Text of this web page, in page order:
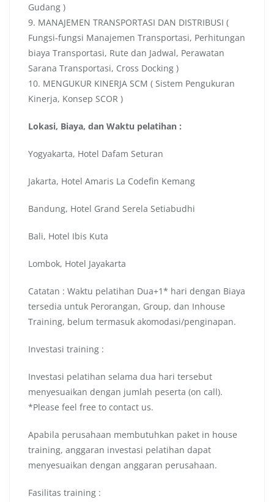
Gudang )
9. MANAJEMEN TRANSPORTASI DAN DISTRIBUSI (
Fungsi-fungsi Manajemen Transportasi, Perhitungan
biaya Transportasi, Rute dan Jadwal, Perawatan
Sarana Transportasi, Cross Docking )
10. MENGUKUR KINERJA SCM ( Sistem Pengukuran
Kinerja, Konsep SCOR )
Lokasi, Biaya, dan Waktu pelatihan :
Yogyakarta, Hotel Dafam Seturan
Jakarta, Hotel Amaris La Codefin Kemang
Bandung, Hotel Grand Serela Setiabudhi
Bali, Hotel Ibis Kuta
Lombok, Hotel Jayakarta
Catatan : Waktu pelatihan Dua+1* hari dengan Biaya
tersedia untuk Perorangan, Group, dan Inhouse
Training, belum termasuk akomodasi/penginapan.
Investasi training :
Investasi pelatihan selama dua hari tersebut
menyesuaikan dengan jumlah peserta (on call).
*Please feel free to contact us.
Apabila perusahaan membutuhkan paket in house
training, anggaran investasi pelatihan dapat
menyesuaikan dengan anggaran perusahaan.
Fasilitas training :